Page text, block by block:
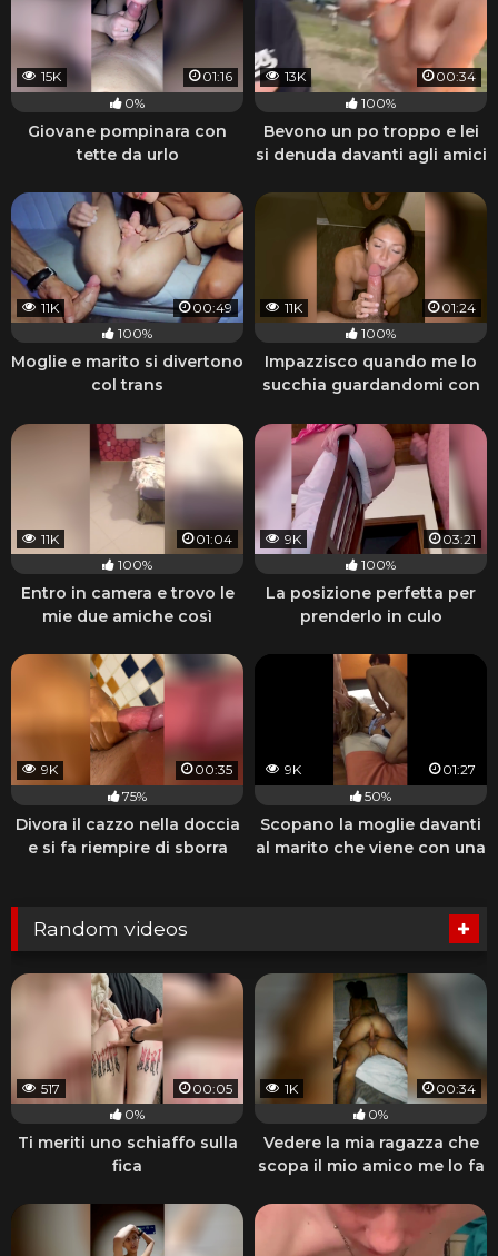
15K
01:16
0%
Giovane pompinara con
tette da urlo
13K
00:34
100%
Bevono un po troppo e lei
si denuda davanti agli amici
11K
00:49
100%
Moglie e marito si divertono
col trans
11K
01:24
100%
Impazzisco quando me lo
succhia guardandomi con
11K
01:04
100%
Entro in camera e trovo le
mie due amiche così
9K
03:21
100%
La posizione perfetta per
prenderlo in culo
9K
00:35
75%
Divora il cazzo nella doccia
e si fa riempire di sborra
9K
01:27
50%
Scopano la moglie davanti
al marito che viene con una
Random videos
517
00:05
0%
Ti meriti uno schiaffo sulla
fica
1K
00:34
0%
Vedere la mia ragazza che
scopa il mio amico me lo fa